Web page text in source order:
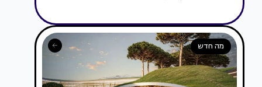
מה חדש